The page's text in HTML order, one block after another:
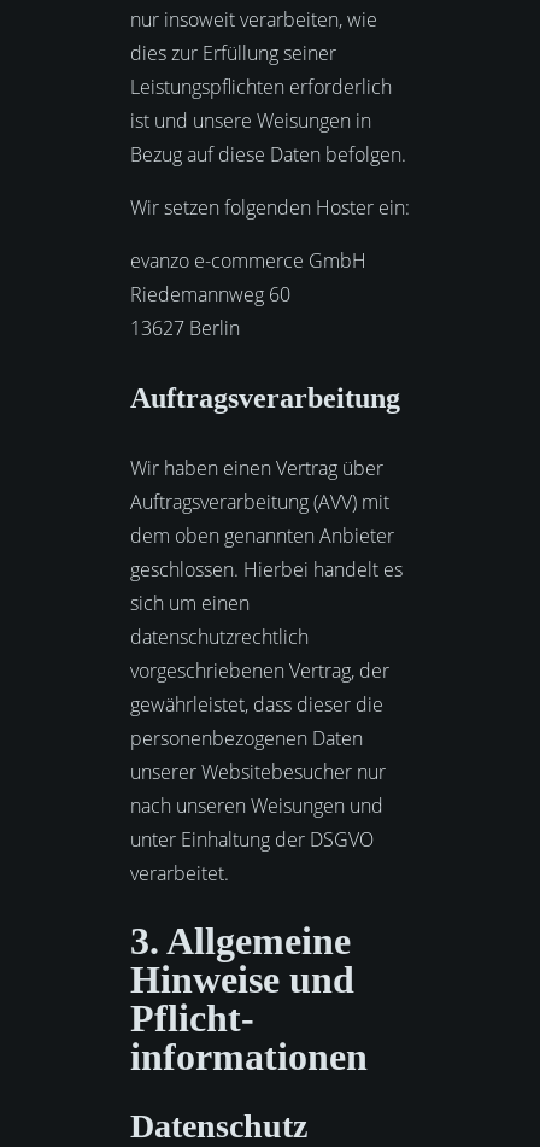
nur insoweit verarbeiten, wie
dies zur Erfüllung seiner
Leistungspflichten erforderlich
ist und unsere Weisungen in
Bezug auf diese Daten befolgen.
Wir setzen folgenden Hoster ein:
evanzo e-commerce GmbH
Riedemannweg 60
13627 Berlin
Auftragsverarbeitung
Wir haben einen Vertrag über
Auftragsverarbeitung (AVV) mit
dem oben genannten Anbieter
geschlossen. Hierbei handelt es
sich um einen
datenschutzrechtlich
vorgeschriebenen Vertrag, der
gewährleistet, dass dieser die
personenbezogenen Daten
unserer Websitebesucher nur
nach unseren Weisungen und
unter Einhaltung der DSGVO
verarbeitet.
3. Allgemeine
Hinweise und
Pflicht­
informationen
Datenschutz